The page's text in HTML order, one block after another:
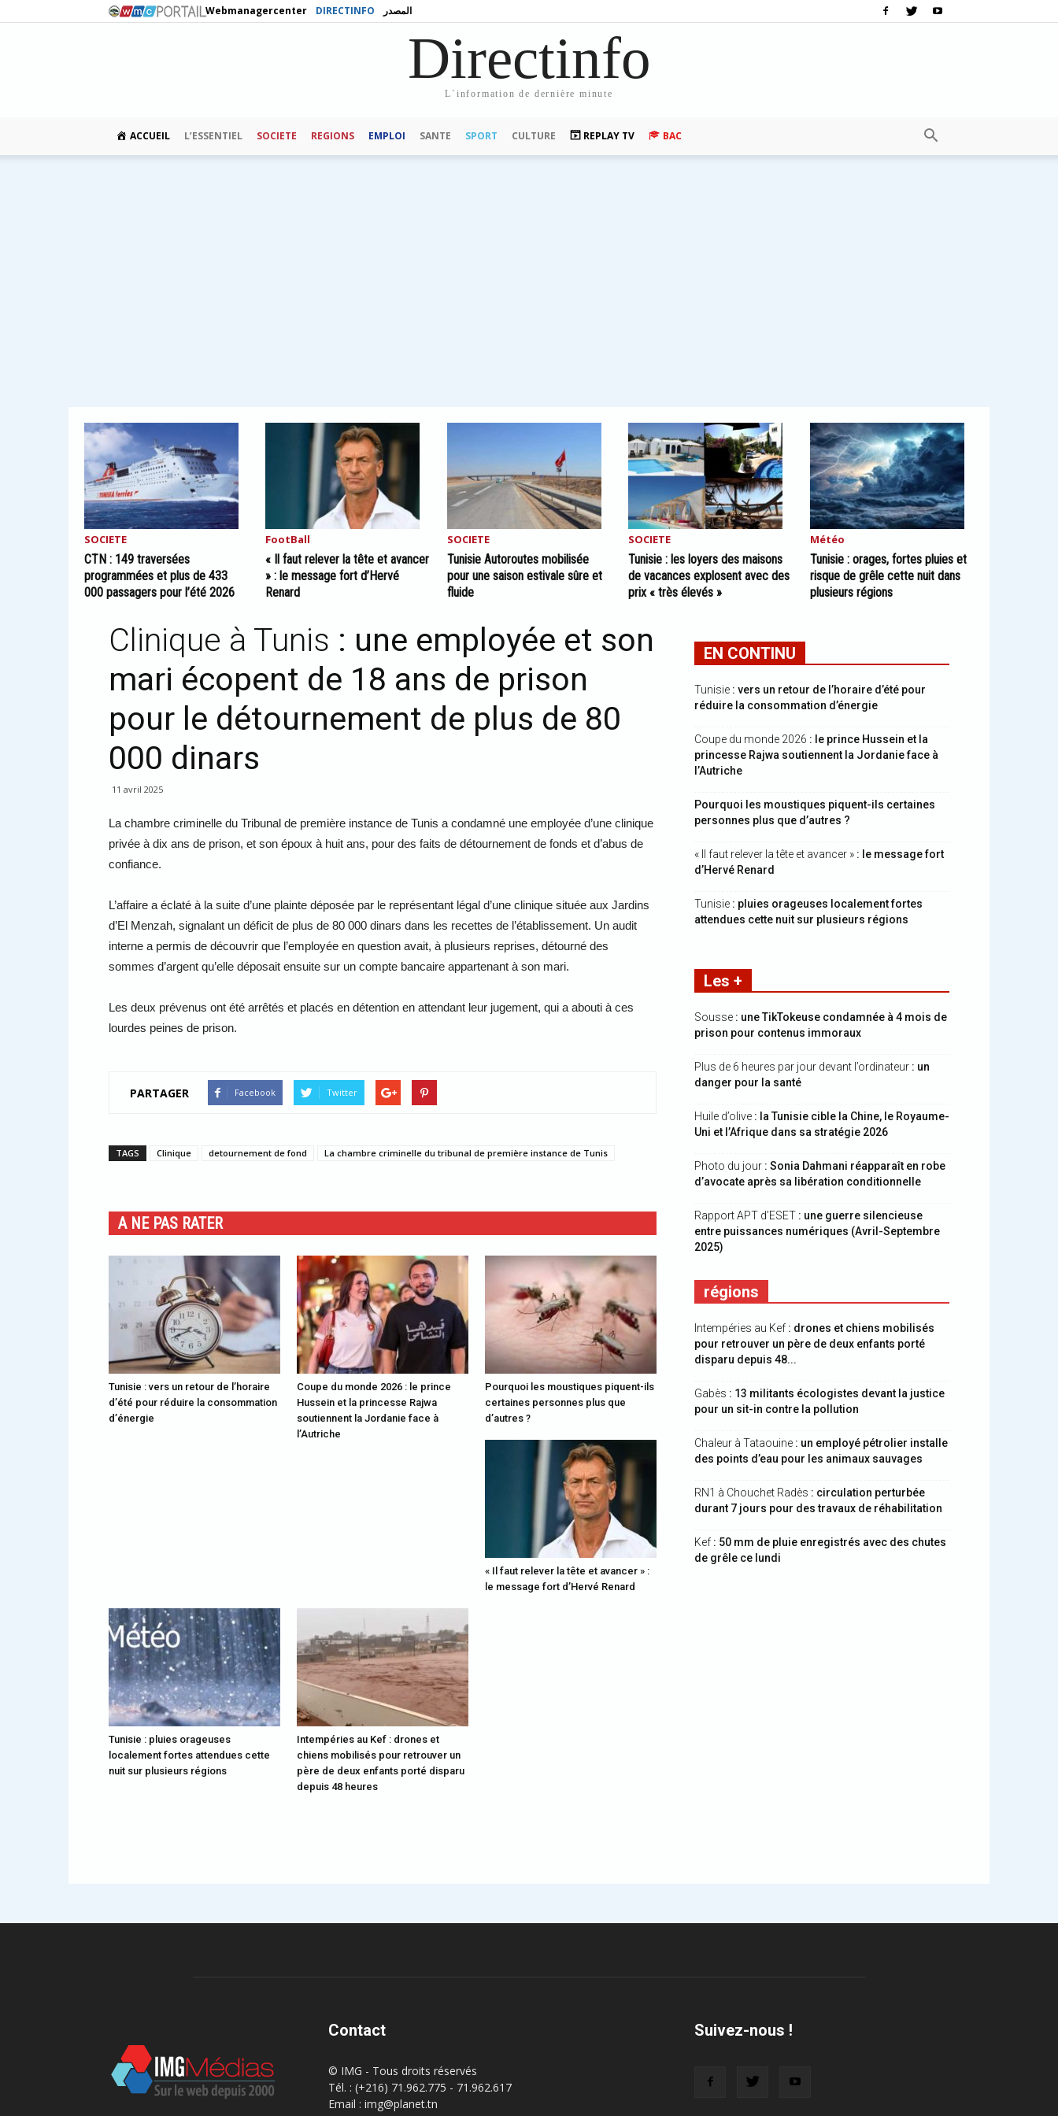
Webmanagercenter DIRECTINFO المصدر
Directinfo
L`information de dernière minute
ACCUEIL L’ESSENTIEL SOCIETE REGIONS EMPLOI SANTE SPORT CULTURE REPLAY TV BAC
SOCIETE
CTN : 149 traversées
programmées et plus de 433
000 passagers pour l’été 2026
FootBall
« Il faut relever la tête et avancer
» : le message fort d’Hervé
Renard
SOCIETE
Tunisie Autoroutes mobilisée
pour une saison estivale sûre et
fluide
SOCIETE
Tunisie : les loyers des maisons
de vacances explosent avec des
prix « très élevés »
Météo
Tunisie : orages, fortes pluies et
risque de grêle cette nuit dans
plusieurs régions
Clinique à Tunis : une employée et son
mari écopent de 18 ans de prison
pour le détournement de plus de 80
000 dinars
11 avril 2025
La chambre criminelle du Tribunal de première instance de Tunis a condamné une employée d’une clinique
privée à dix ans de prison, et son époux à huit ans, pour des faits de détournement de fonds et d’abus de
confiance.
L’affaire a éclaté à la suite d’une plainte déposée par le représentant légal d’une clinique située aux Jardins
d’El Menzah, signalant un déficit de plus de 80 000 dinars dans les recettes de l’établissement. Un audit
interne a permis de découvrir que l’employée en question avait, à plusieurs reprises, détourné des
sommes d’argent qu’elle déposait ensuite sur un compte bancaire appartenant à son mari.
Les deux prévenus ont été arrêtés et placés en détention en attendant leur jugement, qui a abouti à ces
lourdes peines de prison.
PARTAGER Facebook Twitter
TAGS Clinique detournement de fond La chambre criminelle du tribunal de première instance de Tunis
A NE PAS RATER
Tunisie : vers un retour de l’horaire
d’été pour réduire la consommation
d’énergie
Coupe du monde 2026 : le prince
Hussein et la princesse Rajwa
soutiennent la Jordanie face à
l’Autriche
Pourquoi les moustiques piquent-ils
certaines personnes plus que
d’autres ?
« Il faut relever la tête et avancer » :
le message fort d’Hervé Renard
Tunisie : pluies orageuses
localement fortes attendues cette
nuit sur plusieurs régions
Intempéries au Kef : drones et
chiens mobilisés pour retrouver un
père de deux enfants porté disparu
depuis 48 heures
EN CONTINU
Tunisie : vers un retour de l’horaire d’été pour
réduire la consommation d’énergie
Coupe du monde 2026 : le prince Hussein et la
princesse Rajwa soutiennent la Jordanie face à
l’Autriche
Pourquoi les moustiques piquent-ils certaines
personnes plus que d’autres ?
« Il faut relever la tête et avancer » : le message fort
d’Hervé Renard
Tunisie : pluies orageuses localement fortes
attendues cette nuit sur plusieurs régions
Les +
Sousse : une TikTokeuse condamnée à 4 mois de
prison pour contenus immoraux
Plus de 6 heures par jour devant l’ordinateur : un
danger pour la santé
Huile d’olive : la Tunisie cible la Chine, le Royaume-
Uni et l’Afrique dans sa stratégie 2026
Photo du jour : Sonia Dahmani réapparaît en robe
d’avocate après sa libération conditionnelle
Rapport APT d’ESET : une guerre silencieuse
entre puissances numériques (Avril-Septembre
2025)
régions
Intempéries au Kef : drones et chiens mobilisés
pour retrouver un père de deux enfants porté
disparu depuis 48...
Gabès : 13 militants écologistes devant la justice
pour un sit-in contre la pollution
Chaleur à Tataouine : un employé pétrolier installe
des points d’eau pour les animaux sauvages
RN1 à Chouchet Radès : circulation perturbée
durant 7 jours pour des travaux de réhabilitation
Kef : 50 mm de pluie enregistrés avec des chutes
de grêle ce lundi
Contact
© IMG - Tous droits réservés
Tél. : (+216) 71.962.775 - 71.962.617
Email : img@planet.tn
Suivez-nous !